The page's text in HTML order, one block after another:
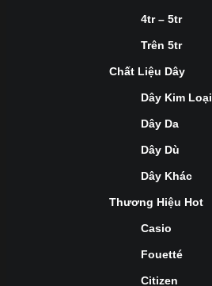
4tr – 5tr
Trên 5tr
Chất Liệu Dây
Dây Kim Loại
Dây Da
Dây Dù
Dây Khác
Thương Hiệu Hot
Casio
Fouetté
Citizen